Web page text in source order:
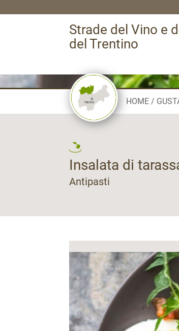
Strade del Vino e
del Trentino
HOME
Insalata di
Antipasti